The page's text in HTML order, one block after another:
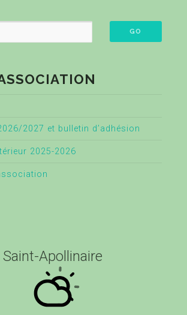
2027 et bulletin d’adhésion
2025-2026
Saint-Apollinaire